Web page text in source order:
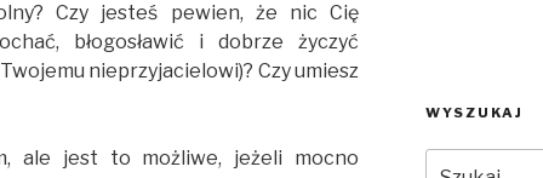
Czy jesteś pewien, że nic Cię
błogosławić i dobrze życzyć
nieprzyjacielowi)? Czy umiesz
ale jest to możliwe, jeżeli mocno
WYSZUKAJ